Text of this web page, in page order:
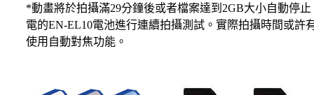
*動畫將於拍攝滿29分鐘後或者檔案達到2GB大小自動停
電的EN-EL10電池進行連續拍攝測試。實際拍攝時間或
使用自動對焦功能。